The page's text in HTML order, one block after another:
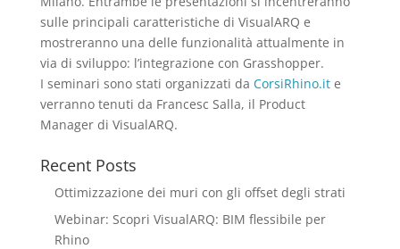
sulle principali caratteristiche di VisualARQ e
mostreranno una delle funzionalità attualmente in
via di sviluppo: l’integrazione con Grasshopper.
I seminari sono stati organizzati da CorsiRhino.ite
verranno tenuti da Francesc Salla, il Product
Manager di VisualARQ.
Recent Posts
Ottimizzazione dei muri con gli offset degli strati
Webinar: Scopri VisualARQ: BIM flessibile per
Rhino